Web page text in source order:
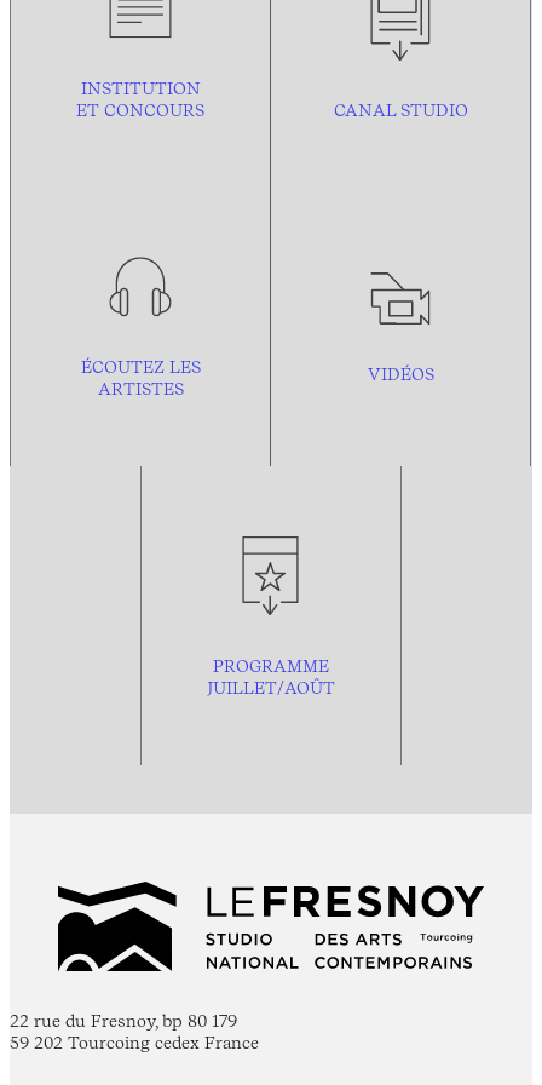
INSTITUTION
ET CONCOURS
CANAL STUDIO
ÉCOUTEZ LES
ARTISTES
VIDÉOS
PROGRAMME
JUILLET/AOÛT
22 rue du Fresnoy, bp 80 179
59 202 Tourcoing cedex France